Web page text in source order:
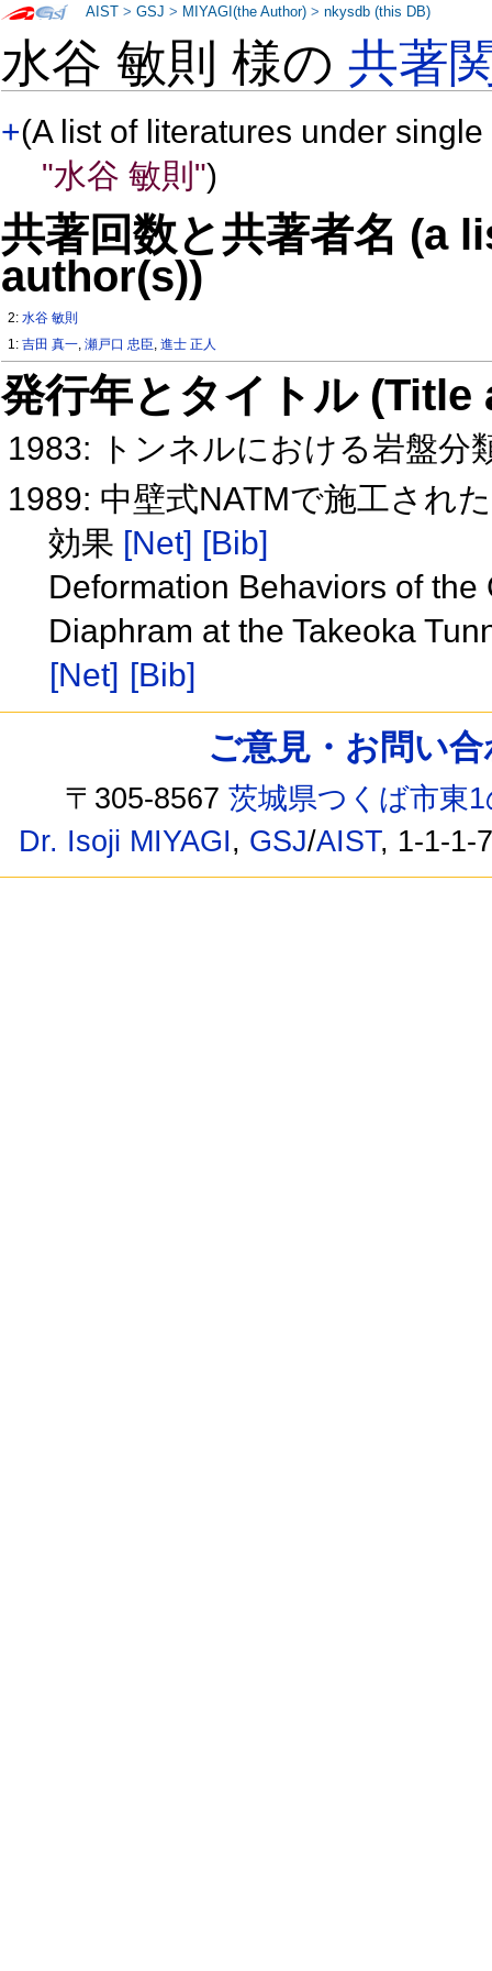
水谷 敏則 様の共著
+(A list of literatures under
"水谷 敏則")
共著回数と共著者名 (a
author(s))
2:水谷 敏則
1:吉田 真一,瀬戸口 忠臣,進士 正人
発行年とタイトル
1983: トンネルにおける岩盤分
1989: 中壁式NATMで施工され
効果 [Net] [Bib]
Deformation Behaviors of
Diaphram at the Takeoka
[Net] [Bib]
AIST >GSJ > MIYAGI(the Author) >nkysdb (this DB)
ご意見・お問い
〒305-8567茨城県つくば市東
Dr. Isoji MIYAGI, GSJ/AIST, 1-1-1-